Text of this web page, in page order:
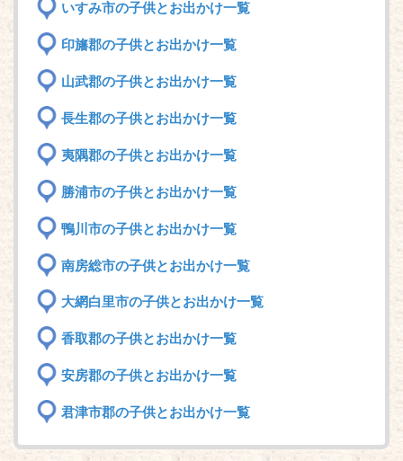
いすみ市の子供とお出かけ一覧
印旛郡の子供とお出かけ一覧
山武郡の子供とお出かけ一覧
長生郡の子供とお出かけ一覧
夷隅郡の子供とお出かけ一覧
勝浦市の子供とお出かけ一覧
鴨川市の子供とお出かけ一覧
南房総市の子供とお出かけ一覧
大網白里市の子供とお出かけ一覧
香取郡の子供とお出かけ一覧
安房郡の子供とお出かけ一覧
君津市郡の子供とお出かけ一覧